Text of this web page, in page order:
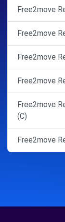
Free2move
Free2move
Free2move
Free2move
Free2move
(C)
Free2move